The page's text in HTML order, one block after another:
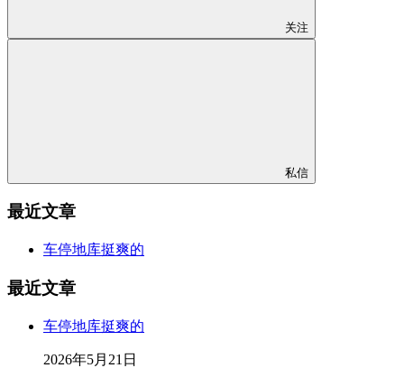
关注
私信
最近文章
车停地库挺爽的
最近文章
车停地库挺爽的
2026年5月21日